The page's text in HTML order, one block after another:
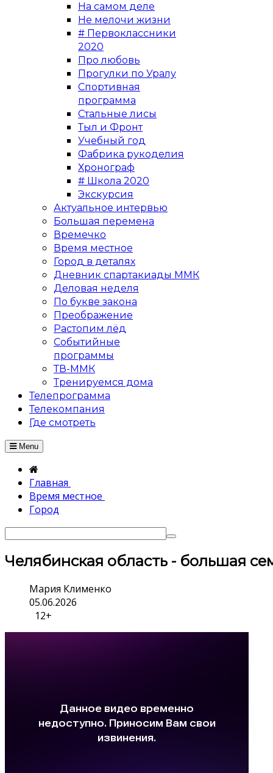
На самом деле
Не мелочи жизни
# Первоклассники
2020
Про любовь
Прогулки по Уралу
Спортивная
программа
Стальные лисы
Тыл и Фронт
Учебный год
Фабрика рукоделия
Хронограф
# Школа 2020
Экскурсия
Актуальное интервью
Большая перемена
Времечко
Время местное
Город в деталях
Дневник спартакиады ММК
Деловая неделя
По букве закона
Преображение
Растопим лёд
Событийные
программы
ТВ-ММК
Тренируемся дома
Телепрограмма
Телекомпания
Где смотреть
Menu
Главная
Время местное
Город
Челябинская область - большая
Мария Клименко
05.06.2026
12+